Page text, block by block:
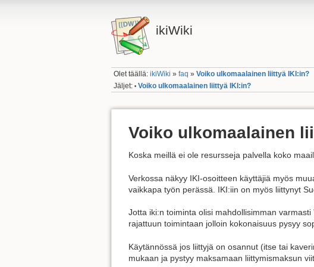
ikiWiki
Olet täällä:ikiWiki »faq »Voiko ulkomaalainen liittyä IKI:in?
Jäljet: • Voiko ulkomaalainen liittyä IKI:in?
Voiko ulkomaalainen
Koska meillä ei ole resursseja palvella koko
Verkossa näkyy IKI-osoitteen käyttäjiä myös
vaikkapa työn perässä. IKI:iin on myös liittynyt
Jotta iki:n toiminta olisi mahdollisimman
rajattuun toimintaan jolloin kokonaisuus pysyy
Käytännössä jos liittyjä on osannut (itse tai
mukaan ja pystyy maksamaan liittymismaksun